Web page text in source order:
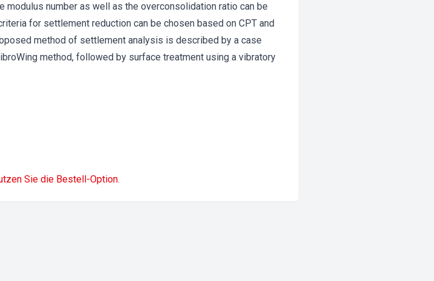
number as well as the overconsolidation ratio can be
for settlement reduction can be chosen based on CPT and
method of settlement analysis is described by a case
method, followed by surface treatment using a vibratory
Sie die Bestell-Option.